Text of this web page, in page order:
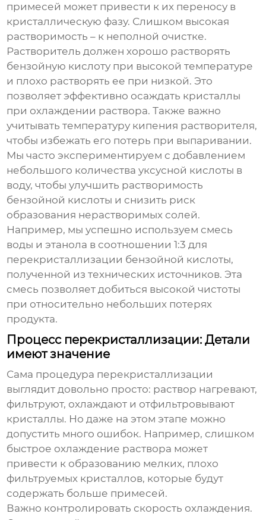
примесей может привести к их переносу в
кристаллическую фазу. Слишком высокая
растворимость – к неполной очистке.
Растворитель должен хорошо растворять
бензойную кислоту при высокой температуре
и плохо растворять ее при низкой. Это
позволяет эффективно осаждать кристаллы
при охлаждении раствора. Также важно
учитывать температуру кипения растворителя,
чтобы избежать его потерь при выпаривании.
Мы часто экспериментируем с добавлением
небольшого количества уксусной кислоты в
воду, чтобы улучшить растворимость
бензойной кислоты и снизить риск
образования нерастворимых солей.
Например, мы успешно используем смесь
воды и этанола в соотношении 1:3 для
перекристаллизации бензойной кислоты,
полученной из технических источников. Эта
смесь позволяет добиться высокой чистоты
при относительно небольших потерях
продукта.
Процесс перекристаллизации: Детали
имеют значение
Сама процедура перекристаллизации
выглядит довольно просто: раствор нагревают,
фильтруют, охлаждают и отфильтровывают
кристаллы. Но даже на этом этапе можно
допустить много ошибок. Например, слишком
быстрое охлаждение раствора может
привести к образованию мелких, плохо
фильтруемых кристаллов, которые будут
содержать больше примесей.
Важно контролировать скорость охлаждения.